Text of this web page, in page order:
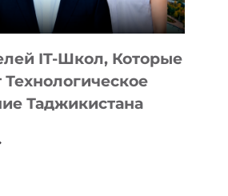
IT-Школ, Которые
Таджикистана